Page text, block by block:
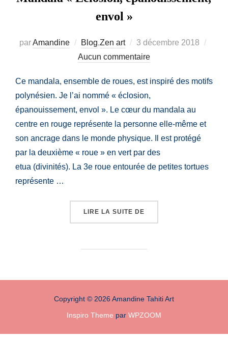
envol »
parAmandine Blog,Zen art
Publié
le
3 décembre 2018
Aucun commentaire
Ce mandala, ensemble de roues, est inspiré des motifs
polynésien. Je l’ai nommé « éclosion,
épanouissement, envol ». Le cœur du mandala au
centre en rouge représente la personne elle-même et
son ancrage dans le monde physique. Il est protégé
par la deuxième « roue » en vert par des
etua (divinités). La 3e roue entourée de petites tortues
représente …
LIRE LA SUITE DE
Copyright © 2026 Amandine Tahiti Art
Inspiro Theme par WPZOOM